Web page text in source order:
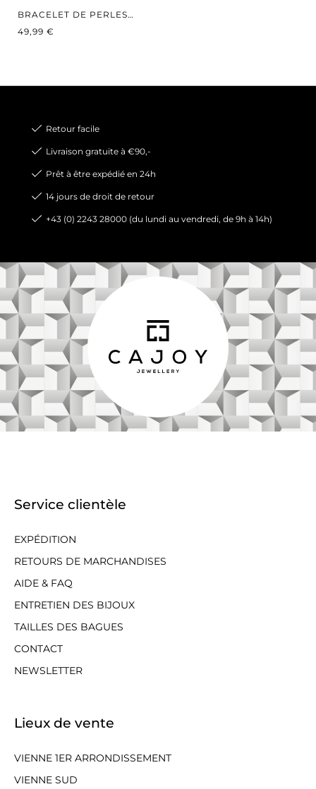
BRACELET DE PERLES
DE VERRE NOIRES
PRIX RÉGULIER :
49,99 €
Retour facile
Livraison gratuite à €90,-
Prêt à être expédié en 24h
14 jours de droit de retour
+43 (0) 2243 28000 (du lundi au vendredi, de 9h à 14h)
Service clientèle
EXPÉDITION
RETOURS DE MARCHANDISES
AIDE & FAQ
ENTRETIEN DES BIJOUX
TAILLES DES BAGUES
CONTACT
NEWSLETTER
Lieux de vente
VIENNE 1ER ARRONDISSEMENT
VIENNE SUD